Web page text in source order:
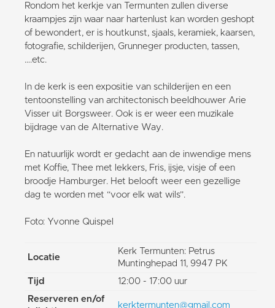
Rondom het kerkje van Termunten zullen diverse
kraampjes zijn waar naar hartenlust kan worden geshopt
of bewondert, er is houtkunst, sjaals, keramiek, kaarsen,
fotografie, schilderijen, Grunneger producten, tassen,
….etc.
In de kerk is een expositie van schilderijen en een
tentoonstelling van architectonisch beeldhouwer Arie
Visser uit Borgsweer. Ook is er weer een muzikale
bijdrage van de Alternative Way.
En natuurlijk wordt er gedacht aan de inwendige mens
met Koffie, Thee met lekkers, Fris, ijsje, visje of een
broodje Hamburger. Het belooft weer een gezellige
dag te worden met “voor elk wat wils”.
Foto: Yvonne Quispel
Locatie
Kerk Termunten: Petrus
Muntinghepad 11, 9947 PK
Tijd
12:00 - 17:00 uur
Reserveren en/of
kerktermunten@gmail.com